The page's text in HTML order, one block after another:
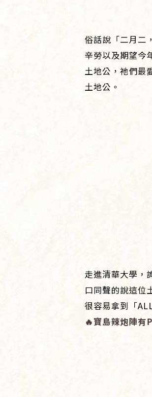
俗話說「二月二
辛勞以及期望今
土地公，祂們最
土地公。
走進清華大學，
口同聲的說這位
很容易拿到「
🔥寶島辣炮陣有